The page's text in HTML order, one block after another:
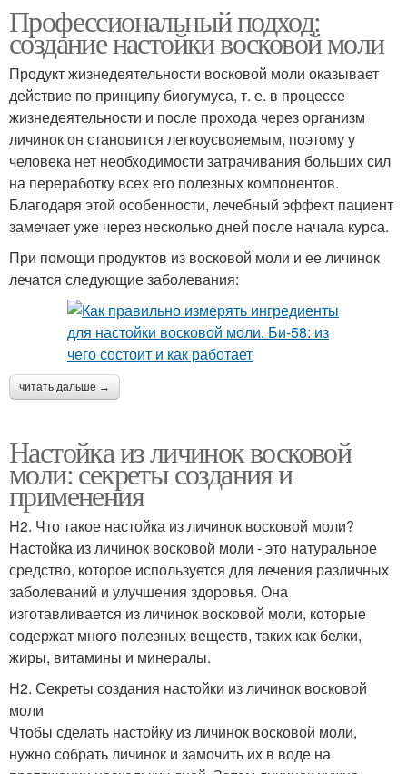
Профессиональный подход:
создание настойки восковой моли
Продукт жизнедеятельности восковой моли оказывает
действие по принципу биогумуса, т. е. в процессе
жизнедеятельности и после прохода через организм
личинок он становится легкоусвояемым, поэтому у
человека нет необходимости затрачивания больших сил
на переработку всех его полезных компонентов.
Благодаря этой особенности, лечебный эффект пациент
замечает уже через несколько дней после начала курса.
При помощи продуктов из восковой моли и ее личинок
лечатся следующие заболевания:
читать дальше →
Настойка из личинок восковой
моли: секреты создания и
применения
H2. Что такое настойка из личинок восковой моли?
Настойка из личинок восковой моли - это натуральное
средство, которое используется для лечения различных
заболеваний и улучшения здоровья. Она
изготавливается из личинок восковой моли, которые
содержат много полезных веществ, таких как белки,
жиры, витамины и минералы.
H2. Секреты создания настойки из личинок восковой
моли
Чтобы сделать настойку из личинок восковой моли,
нужно собрать личинок и замочить их в воде на